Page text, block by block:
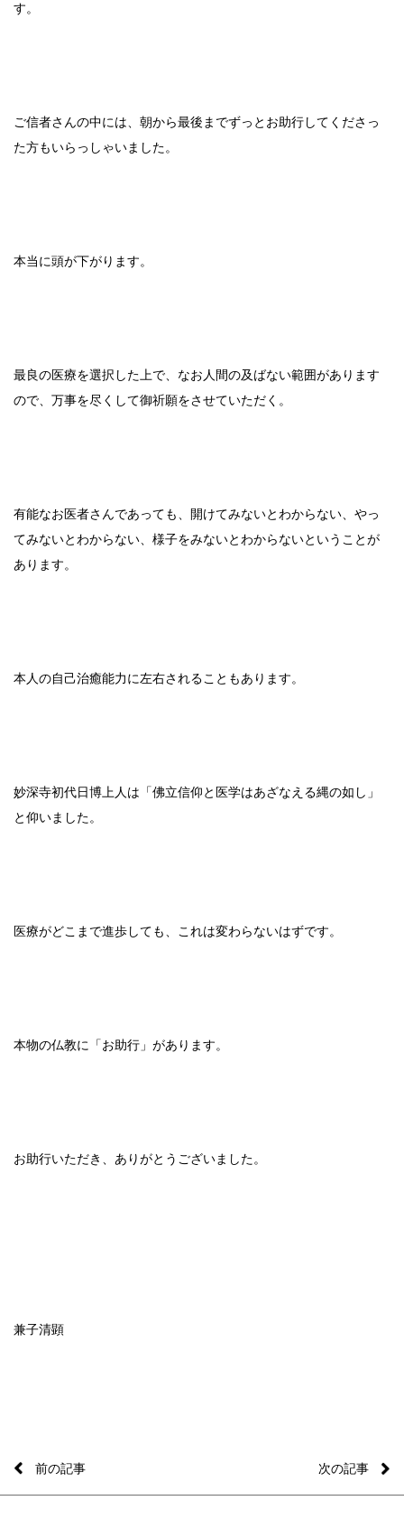
す。
ご信者さんの中には、朝から最後までずっとお助行してくださっ
た方もいらっしゃいました。
本当に頭が下がります。
最良の医療を選択した上で、なお人間の及ばない範囲があります
ので、万事を尽くして御祈願をさせていただく。
有能なお医者さんであっても、開けてみないとわからない、やっ
てみないとわからない、様子をみないとわからないということが
あります。
本人の自己治癒能力に左右されることもあります。
妙深寺初代日博上人は「佛立信仰と医学はあざなえる縄の如し」
と仰いました。
医療がどこまで進歩しても、これは変わらないはずです。
本物の仏教に「お助行」があります。
お助行いただき、ありがとうございました。
兼子清顕
前の記事 次の記事